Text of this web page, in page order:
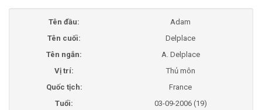
Tên đầu:
Adam
Tên cuối:
Delplace
Tên ngắn:
A. Delplace
Vị trí:
Thủ môn
Quốc tịch:
France
Tuổi:
03-09-2006 (19)